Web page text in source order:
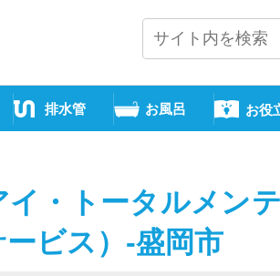
排水管 お風呂 お役
イ・トータルメン
ビス）-盛岡市